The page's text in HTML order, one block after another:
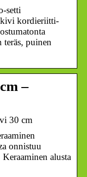
setti
kordieriitti-
teräs, puinen
–
30 cm
onnistuu
alusta